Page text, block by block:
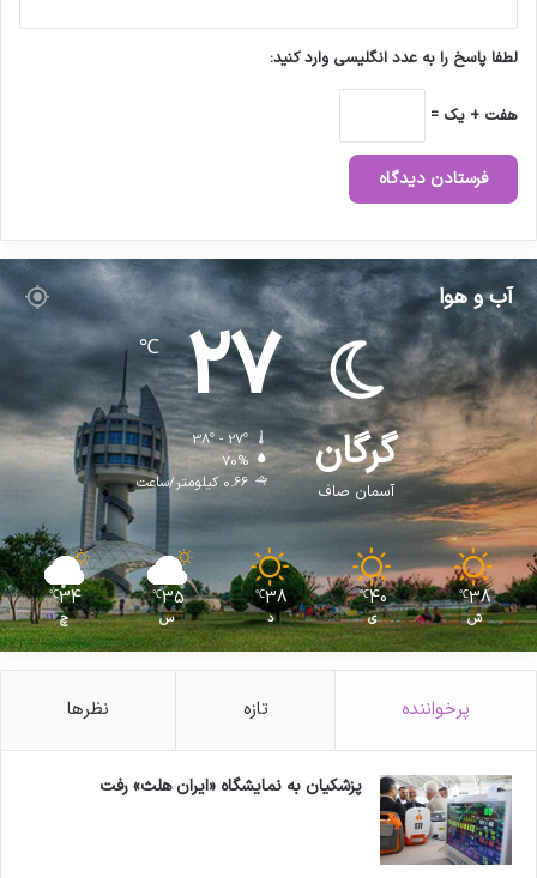
لطفا پاسخ را به عدد انگلیسی وارد کنید:
هفت + یک =
آب و هوا
گرگان
آسمان صاف
27
℃
38º - 27º
70%
0.66 کیلومتر/ساعت
38
℃
ش
40
℃
ی
38
℃
د
35
℃
س
34
℃
چ
پرخواننده تازه نظرها
پزشکیان به نمایشگاه «ایران هلث» رفت